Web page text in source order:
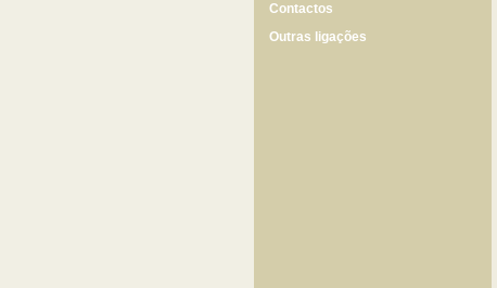
Contactos
Outras ligações